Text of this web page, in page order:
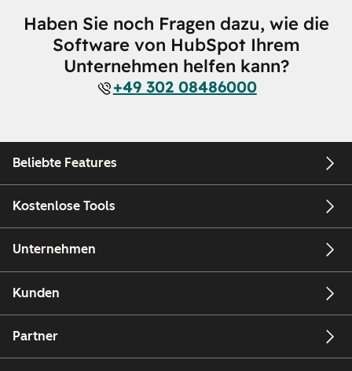
Haben Sie noch Fragen dazu, wie die
Software von HubSpot Ihrem
Unternehmen helfen kann?
+49 302 08486000
Beliebte Features
Kostenlose Tools
Unternehmen
Kunden
Partner